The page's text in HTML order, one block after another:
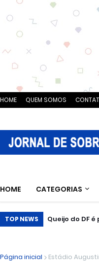
HOME QUEM SOMOS
HOME CATEGORIAS
TOP NEWS Queijo do DF
Página inicial Estádio